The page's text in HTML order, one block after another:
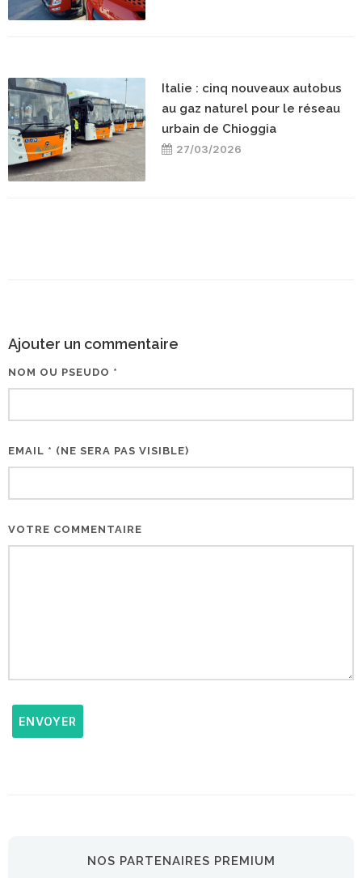
Italie : cinq nouveaux autobus
au gaz naturel pour le réseau
urbain de Chioggia
27/03/2026
Ajouter un commentaire
NOM OU PSEUDO *
EMAIL * (NE SERA PAS VISIBLE)
VOTRE COMMENTAIRE
ENVOYER
NOS PARTENAIRES PREMIUM